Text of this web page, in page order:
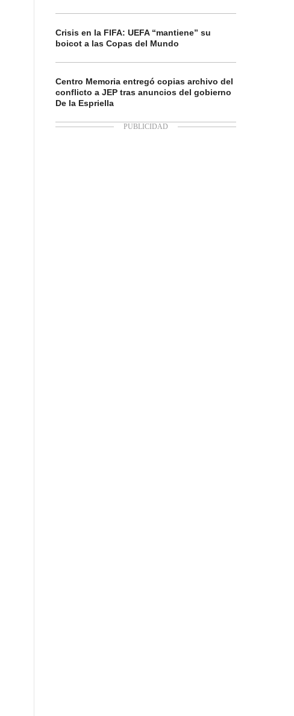
Crisis en la FIFA: UEFA “mantiene” su
boicot a las Copas del Mundo
Centro Memoria entregó copias archivo del
conflicto a JEP tras anuncios del gobierno
De la Espriella